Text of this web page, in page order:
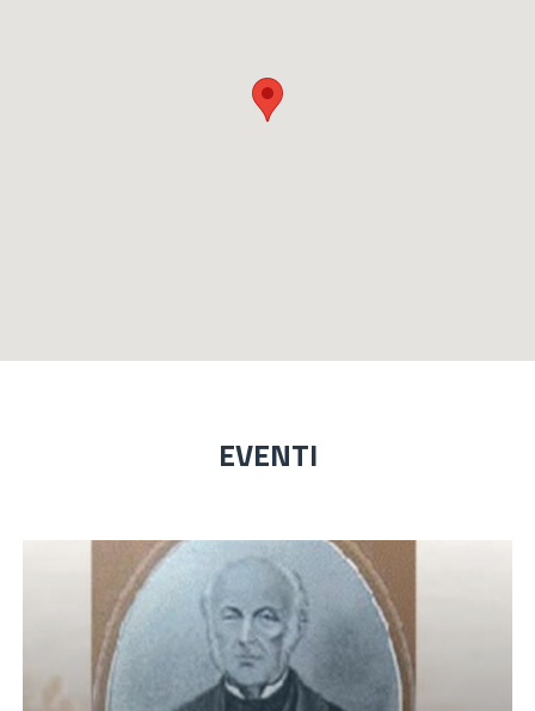
EVENTI